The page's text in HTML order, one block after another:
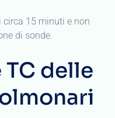
circa 15 minuti e non
di sonde.
TC delle